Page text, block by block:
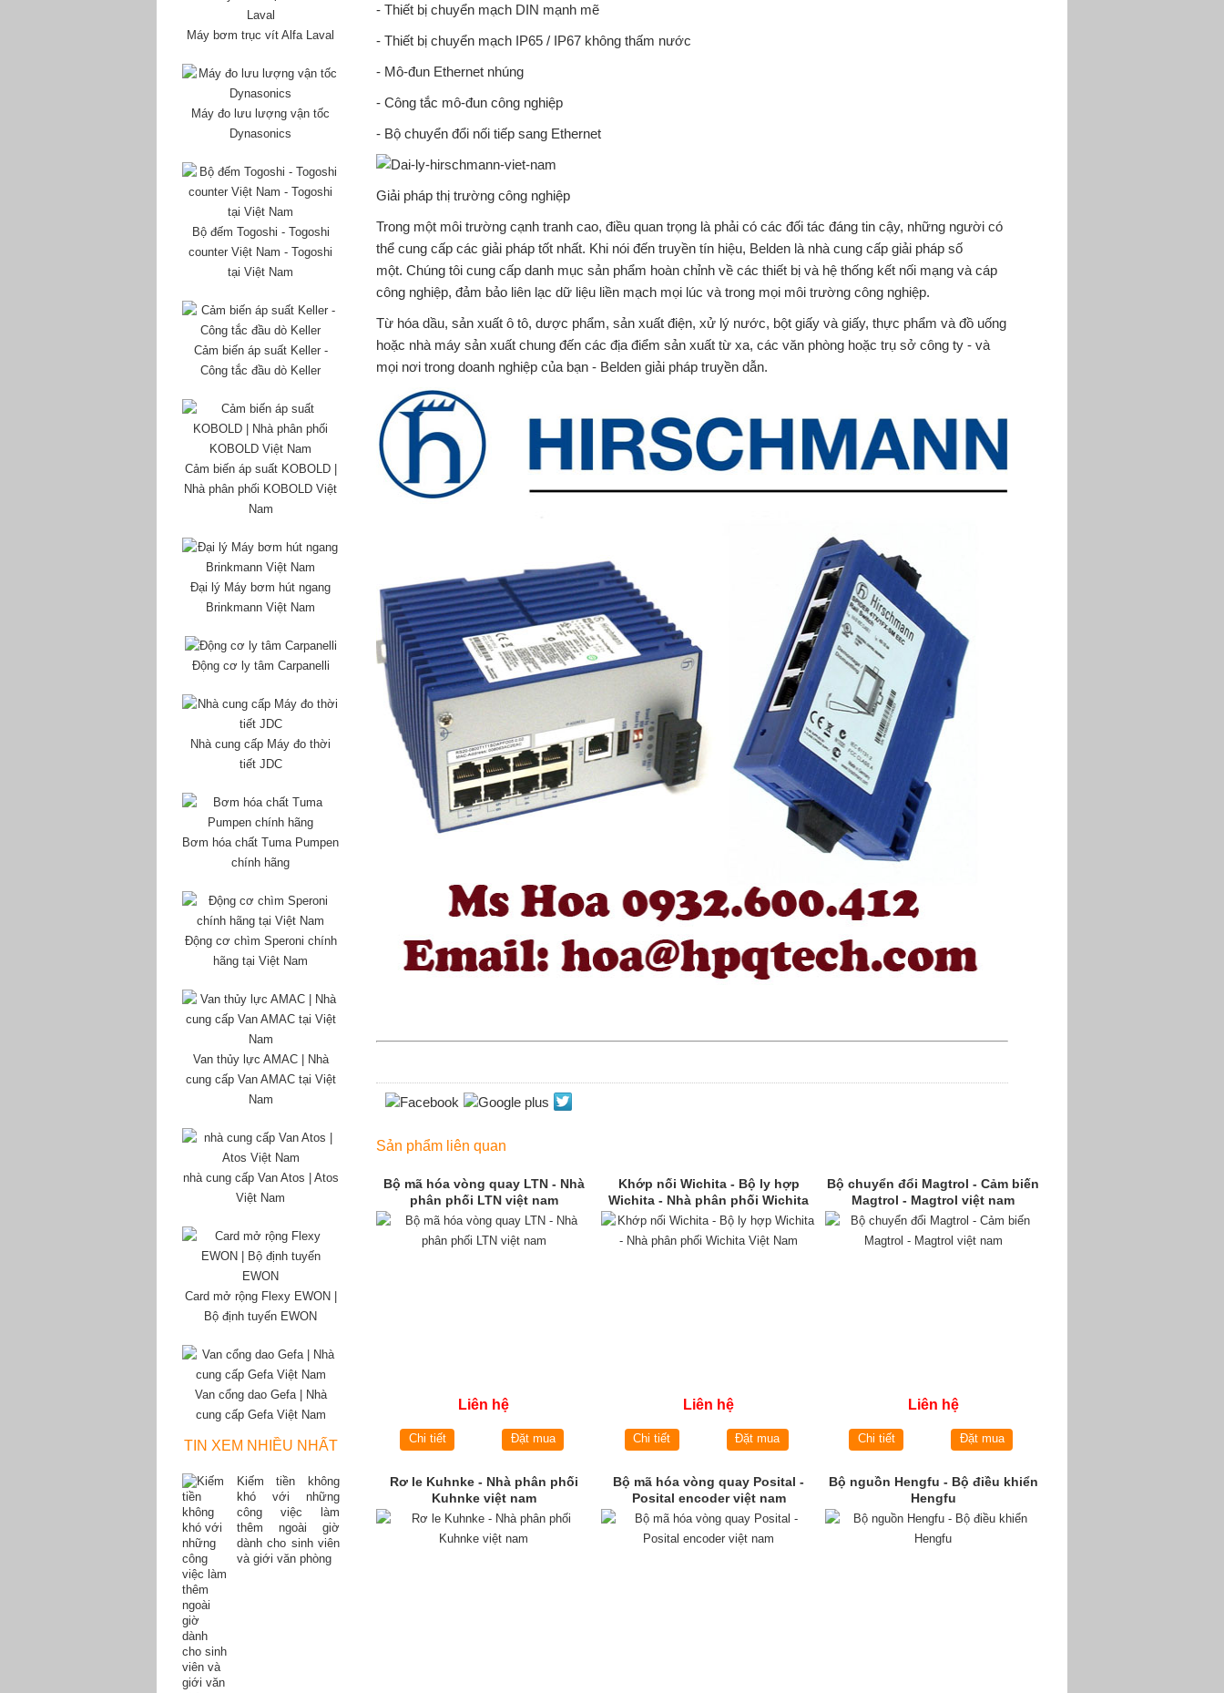
- Thiết bị chuyển mạch DIN mạnh mẽ
- Thiết bị chuyển mạch IP65 / IP67 không thấm nước
- Mô-đun Ethernet nhúng
- Công tắc mô-đun công nghiệp
- Bộ chuyển đổi nối tiếp sang Ethernet
Giải pháp thị trường công nghiệp
Trong một môi trường cạnh tranh cao, điều quan trọng là phải có các đối tác đáng tin cậy, những người có
thể cung cấp các giải pháp tốt nhất. Khi nói đến truyền tín hiệu, Belden là nhà cung cấp giải pháp số
một. Chúng tôi cung cấp danh mục sản phẩm hoàn chỉnh về các thiết bị và hệ thống kết nối mạng và cáp
công nghiệp, đảm bảo liên lạc dữ liệu liền mạch mọi lúc và trong mọi môi trường công nghiệp.
Từ hóa dầu, sản xuất ô tô, dược phẩm, sản xuất điện, xử lý nước, bột giấy và giấy, thực phẩm và đồ uống
hoặc nhà máy sản xuất chung đến các địa điểm sản xuất từ ​​xa, các văn phòng hoặc trụ sở công ty - và
mọi nơi trong doanh nghiệp của bạn - Belden giải pháp truyền dẫn.
Sản phẩm liên quan
Bộ mã hóa vòng quay LTN - Nhà
phân phối LTN việt nam
Liên hệ
Chi tiết Đặt mua
Khớp nối Wichita - Bộ ly hợp
Wichita - Nhà phân phối Wichita
Việt Nam
Liên hệ
Chi tiết Đặt mua
Bộ chuyển đổi Magtrol - Cảm biến
Magtrol - Magtrol việt nam
Liên hệ
Chi tiết Đặt mua
Rơ le Kuhnke - Nhà phân phối
Kuhnke việt nam
Bộ mã hóa vòng quay Posital -
Posital encoder việt nam
Bộ nguồn Hengfu - Bộ điều khiển
Hengfu
Máy bơm trục vít Alfa Laval
Máy đo lưu lượng vận tốc
Dynasonics
Bộ đếm Togoshi - Togoshi
counter Việt Nam - Togoshi
tại Việt Nam
Cảm biến áp suất Keller -
Công tắc đầu dò Keller
Cảm biến áp suất KOBOLD |
Nhà phân phối KOBOLD Việt
Nam
Đại lý Máy bơm hút ngang
Brinkmann Việt Nam
Động cơ ly tâm Carpanelli
Nhà cung cấp Máy đo thời
tiết JDC
Bơm hóa chất Tuma Pumpen
chính hãng
Động cơ chìm Speroni chính
hãng tại Việt Nam
Van thủy lực AMAC | Nhà
cung cấp Van AMAC tại Việt
Nam
nhà cung cấp Van Atos | Atos
Việt Nam
Card mở rộng Flexy EWON |
Bộ định tuyến EWON
Van cổng dao Gefa | Nhà
cung cấp Gefa Việt Nam
TIN XEM NHIỀU NHẤT
Kiếm tiền không
khó với những
công việc làm
thêm ngoài giờ
dành cho sinh viên
và giới văn phòng